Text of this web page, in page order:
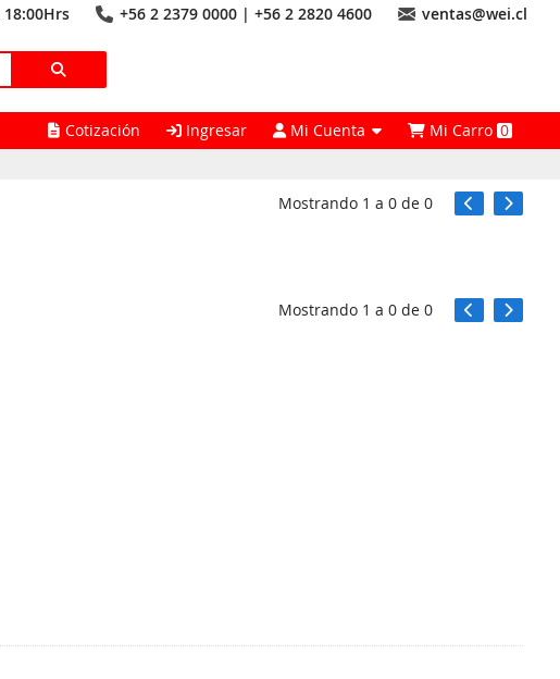
+56 2 2379 0000 | +56 2 2820 4600 ventas@wei.cl
Cotización Ingresar Mi Cuenta Mi Carro0
Mostrando 1 a0 de0
Mostrando 1 a0 de0